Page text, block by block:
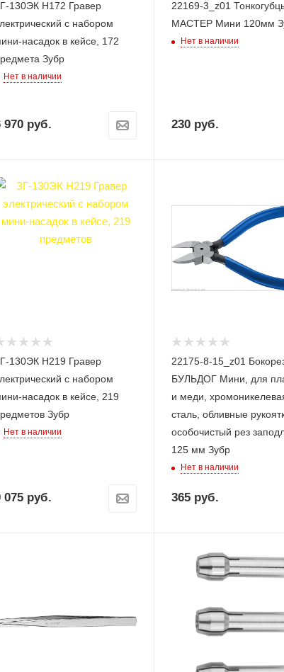
130ЭК H172 Гравер
с набором
насадок в кейсе, 172
Зубр
Нет в наличии
970 руб.
22169-3_z01
МАСТЕР Мини 120мм
Нет в наличии
230 руб.
130ЭК H219 Гравер
с набором
насадок в кейсе, 219
Зубр
Нет в наличии
075 руб.
22175-8-15_z01
БУЛЬДОГ Мини, для
и меди,
сталь, обливные
особочистый рез
125 мм Зубр
Нет в наличии
365 руб.